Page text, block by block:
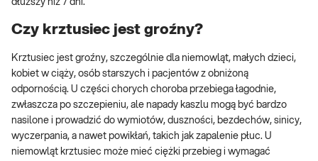
dłuższy niż 7 dni.
Czy krztusiec jest groźny?
Krztusiec jest groźny, szczególnie dla niemowląt, małych dzieci,
kobiet w ciąży, osób starszych i pacjentów z obniżoną
odpornością. U części chorych choroba przebiega łagodnie,
zwłaszcza po szczepieniu, ale napady kaszlu mogą być bardzo
nasilone i prowadzić do wymiotów, duszności, bezdechów, sinicy,
wyczerpania, a nawet powikłań, takich jak zapalenie płuc. U
niemowląt krztusiec może mieć ciężki przebieg i wymagać